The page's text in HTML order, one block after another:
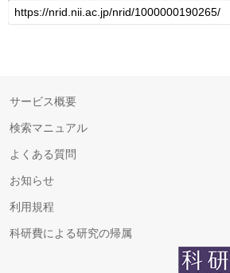
サービス概要
検索マニュアル
よくある質問
お知らせ
利用規程
科研費による研究の帰属